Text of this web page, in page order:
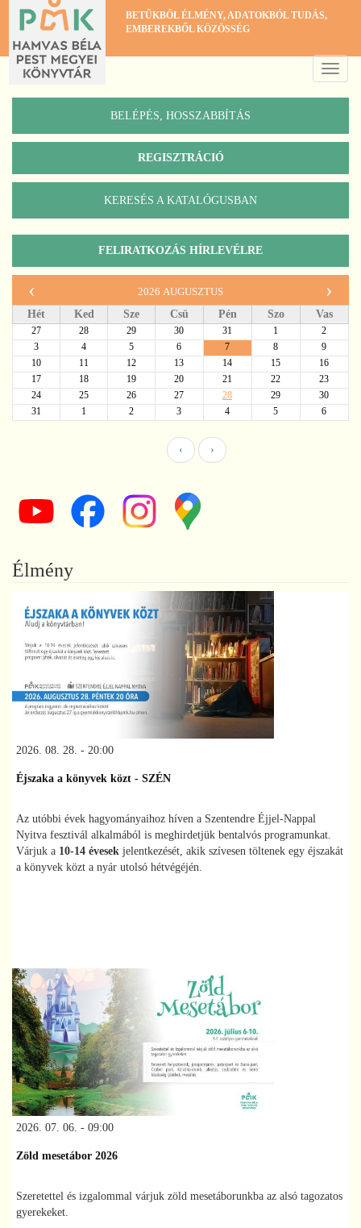
Ugrás
tartalomra
BETŰKBŐL ÉLMÉNY, ADATOKBÓL TUDÁS,
EMBEREKBŐL KÖZÖSSÉG
Toggle
BELÉPÉS, HOSSZABBÍTÁS
REGISZTRÁCIÓ
KatalógusKERESÉS A KATALÓGUSBAN
FELIRATKOZÁS HÍRLEVÉLRE
2026 augusztus
‹ ›
Hét Ked Sze Csü Pén Szo Vas
27 28 29 30 31 1
2
3
4 5 6 7 8
9
10
11 12 13 14 15
16
17
18 19 20 21 22
23
24
25 26 27 28 29
30
31
1 2 3 4 5 6
‹ ›
Élmény
2026. 08. 28. - 20:00
Éjszaka a könyvek közt - SZÉN
Az utóbbi évek hagyományaihoz híven a Szentendre Éjjel-Nappal
Nyitva fesztivál alkalmából is meghirdetjük bentalvós programunkat.
Várjuk a 10-14 évesek jelentkezését, akik szívesen töltenek egy éjszakát
a könyvek közt a nyár utolsó hétvégéjén.
2026. 07. 06. - 09:00
Zöld mesetábor 2026
Szeretettel és izgalommal várjuk zöld mesetáborunkba az alsó tagozatos
gyerekeket.